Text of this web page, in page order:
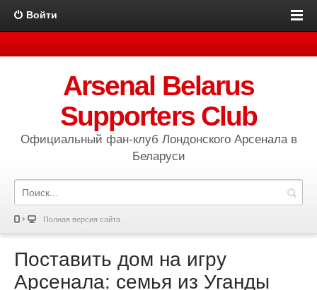
Войти
Arsenal Belarus
Supporters Club
Официальный фан-клуб Лондонского Арсенала в
Беларуси
Полная версия сайта
Поставить дом на игру
Арсенала: семья из Уганды